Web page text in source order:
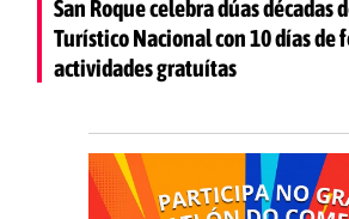
San Roque celebra dúas décadas
Turístico Nacional con 10 días de
actividades gratuítas